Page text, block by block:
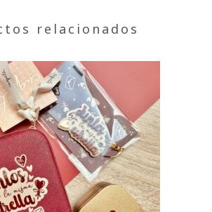
relacionados